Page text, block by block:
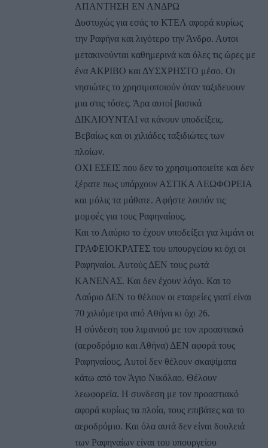
ΑΠΑΝΤΗΣΗ ΕΝ ΑΝΔΡΩ
Δυστυχώς για εσάς το ΚΤΕΛ αφορά κυρίως
την Ραφήνα και λιγότερο την Άνδρο. Αυτοι
μετακινούνται καθημερινά και όλες τις ώρες με
ένα ΑΚΡΙΒΟ και ΔΥΣΧΡΗΣΤΟ μέσο. Οι
νησιώτες το χρησιμοποιούν όταν ταξιδευουν
μια στις τόσες. Άρα αυτοί βασικά
ΔΙΚΑΙΟΥΝΤΑΙ να κάνουν υποδείξεις.
Βεβαίως και οι χιλιάδες ταξιδιώτες των
πλοίων.
ΟΧΙ ΕΣΕΙΣ που δεν το χρησιμοποιείτε και δεν
ξέρατε πως υπάρχουν ΑΣΤΙΚΑ ΛΕΩΦΟΡΕΙΑ
και μόλις τα μάθατε. Αφήστε λοιπόν τις
μομφές για τους Ραφηναίους.
Και το Λαύριο το έχουν υποδείξει για λιμάνι οι
ΓΡΑΦΕΙΟΚΡΑΤΕΣ του υπουργείου κι όχι οι
Ραφηναίοι. Αυτούς ΔΕΝ τους ρωτά
ΚΑΝΕΝΑΣ. Και δεν έχουν λόγο. Και το
Λαύριο ΔΕΝ το θέλουν οι εταιρείες γιατί είναι
70 χιλιόμετρα από Αθήνα κι όχι 26.
Η σύνδεση του λιμανιού με τον προαστιακό
(αεροδρόμιο και Αθήνα) ΔΕΝ αφορά τους
Ραφηναίους, Αυτοί δεν θέλουν σκαψίματα
κάτω από τον Άγιο Νικόλαο. Θέλουν
λεωφορεία. Η συνδεση με τον προαστιακό
αφορά κυρίως τα πλοία, τους επιβάτες και το
αεροδρόμιο. Και όλα αυτά δεν είναι δουλειά
των Ραφηναίων είναι του υπουργείου